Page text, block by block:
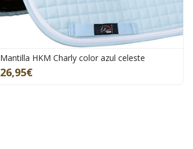
Mantilla HKM Charly color azul celeste
26,95€